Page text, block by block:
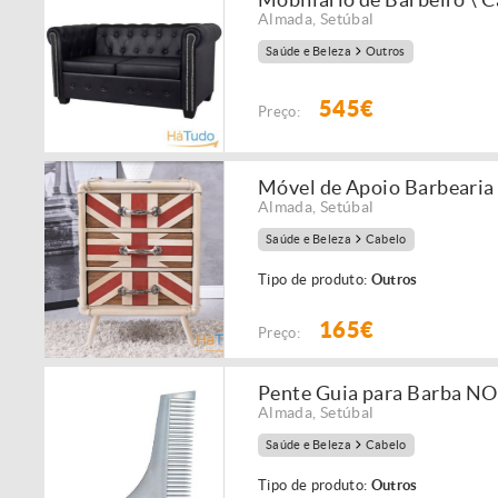
Almada Setúbal
Saúde e Beleza Outros
Preço: 545€
Móvel de Apoio Barbearia
Almada Setúbal
Saúde e Beleza Cabelo
Tipo de produto: Outros
Preço: 165€
Pente Guia para Barba
Almada Setúbal
Saúde e Beleza Cabelo
Tipo de produto: Outros